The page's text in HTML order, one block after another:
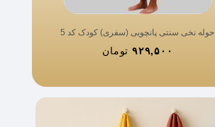
حوله نخی سنتی پانچویی (سفری) کودک کد 5
۹۲۹,۵۰۰ تومان